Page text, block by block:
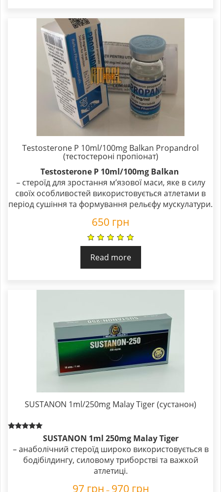
Testosterone P 10ml/100mg Balkan Propandrol
(тестостероні пропіонат)
Testosterone P 10ml/100mg Balkan
– стероїд для зростання м’язової маси, яке в силу
своїх особливостей використовується атлетами в
період сушіння та формування рельєфу мускулатури.
650 грн
Read more
SUSTANON 1ml/250mg Malay Tiger (сустанон)
out of 5
SUSTANON 1ml 250mg Malay Tiger
– анаболічний стероїд широко використовується в
бодібілдингу, силовому триборстві та важкой
атлетиці.
97 грн – 970 грн